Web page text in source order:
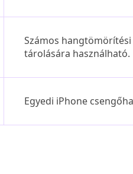
Számos
tárolására használható.
Egyedi iPhone